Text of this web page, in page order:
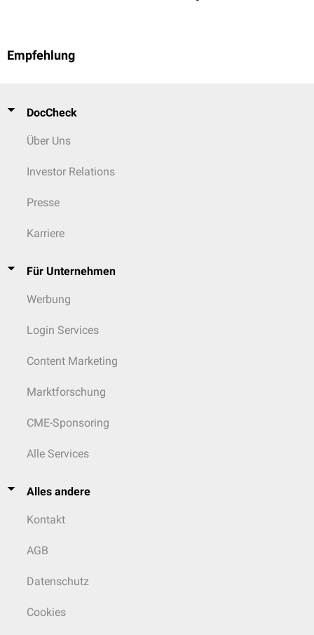
Empfehlung
DocCheck
Über Uns
Investor Relations
Presse
Karriere
Für Unternehmen
Werbung
Login Services
Content Marketing
Marktforschung
CME-Sponsoring
Alle Services
Alles andere
Kontakt
AGB
Datenschutz
Cookies